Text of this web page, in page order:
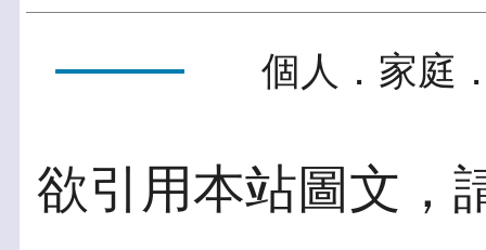
個人．家庭
欲引用本站圖文，